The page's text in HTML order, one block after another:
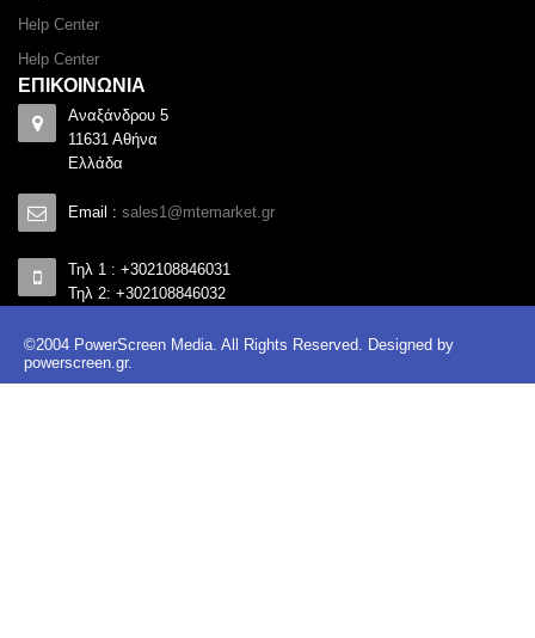
Help Center
Help Center
ΕΠΙΚΟΙΝΩΝΙΑ
Αναξάνδρου 5
11631 Αθήνα
Ελλάδα
Email : sales1@mtemarket.gr
Τηλ 1 : +302108846031
Τηλ 2: +302108846032
©2004 PowerScreen Media. All Rights Reserved. Designed by
powerscreen.gr.